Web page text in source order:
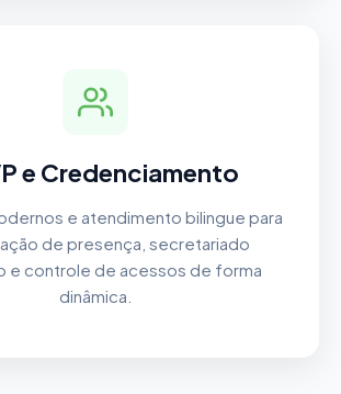
e Credenciamento
e atendimento bilingue para
de presença, secretariado
e controle de acessos de forma
dinâmica.